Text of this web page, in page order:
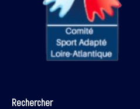
Rechercher